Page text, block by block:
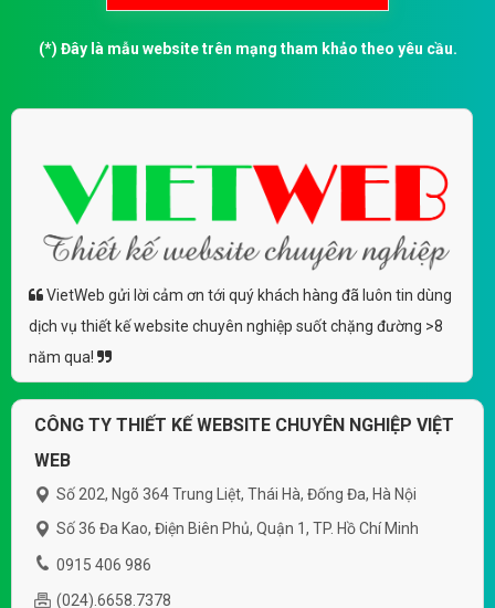
(*) Đây là mẫu website trên mạng tham khảo theo yêu cầu.